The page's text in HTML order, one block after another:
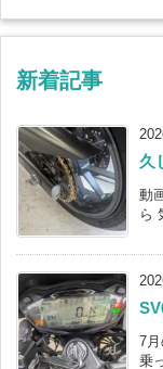
新着記事
久
動
ら
7
乗